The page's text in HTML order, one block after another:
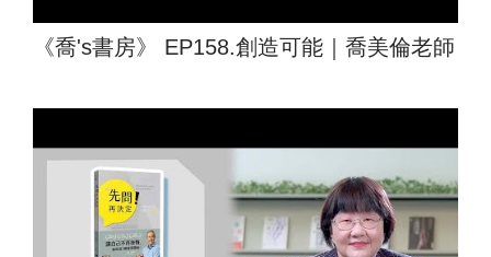
《喬's書房》 EP158.創造可能｜喬美倫老師